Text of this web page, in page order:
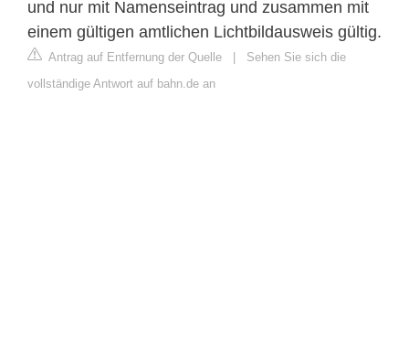
und nur mit Namenseintrag und zusammen mit
einem gültigen amtlichen Lichtbildausweis gültig.
Antrag auf Entfernung der Quelle | Sehen Sie sich die
vollständige Antwort auf bahn.de an